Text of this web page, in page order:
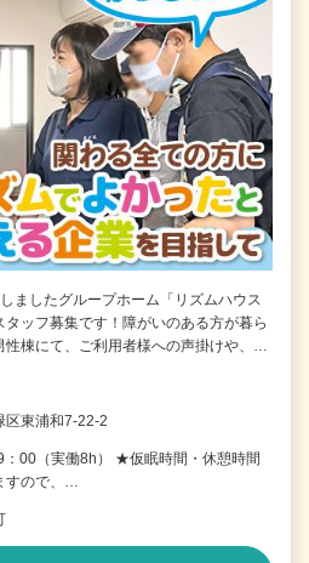
ましたグループホーム「リズムハウス
ッフ募集です！障がいのある方が暮ら
棟にて、ご利用者様への声掛けや、…
区東浦和7-22-2
：00（実働8h） ★仮眠時間・休憩時間
すので、…